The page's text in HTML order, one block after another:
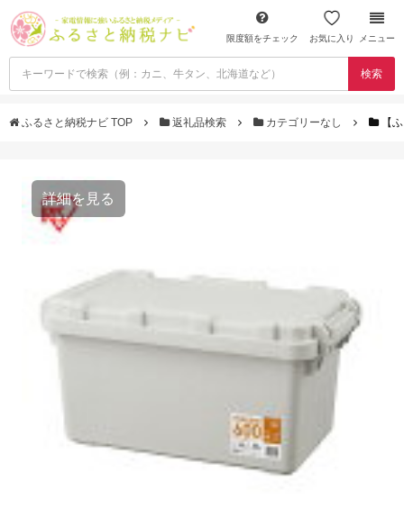
限度額をチェック お気に入り メニュー
検索
ふるさと納税ナビ TOP 返礼品検索 カテゴリーなし 【
詳細を見る